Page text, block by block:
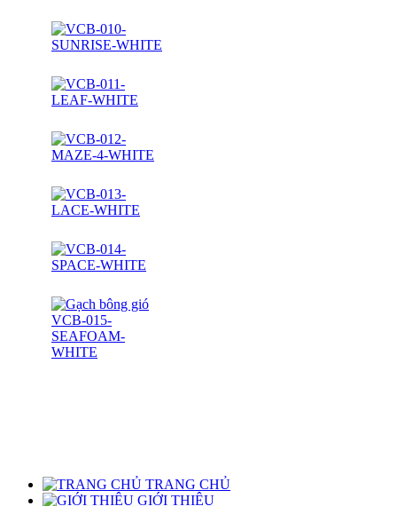
TRANG CHỦ
GIỚI THIỆU